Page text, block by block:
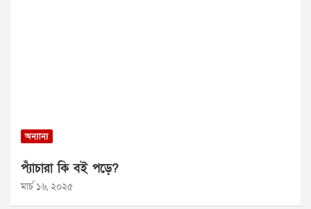
অন্যান্য
প্যাঁচারা কি বই পড়ে?
মার্চ ১৬, ২০২৫